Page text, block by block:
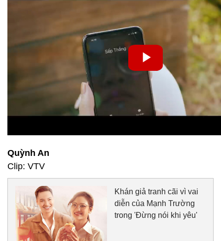
Quỳnh An
Clip: VTV
Khán giả tranh cãi vì vai
diễn của Mạnh Trường
trong 'Đừng nói khi yêu'